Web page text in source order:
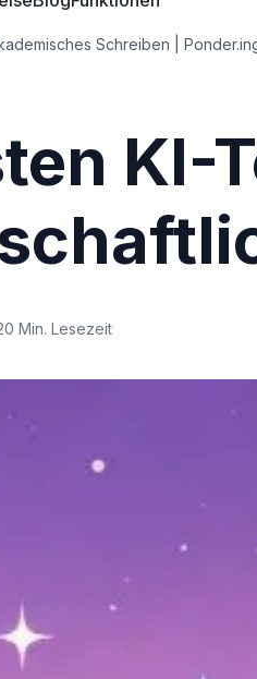
Schreiben |
KI-
Min. Lesezeit